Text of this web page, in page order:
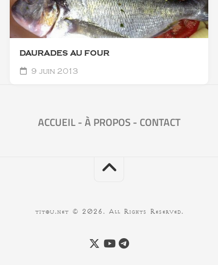
DAURADES AU FOUR
9 juin 2013
ACCUEIL-À PROPOS- CONTACT
titou.net © 2026. All Rights Reserved.